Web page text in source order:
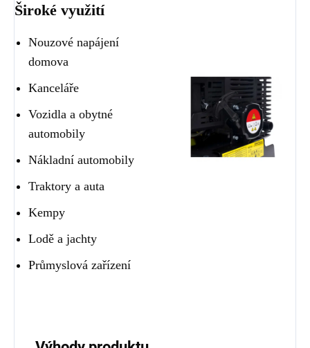
Široké využití
Nouzové napájení
domova
Kanceláře
Vozidla a obytné
automobily
Nákladní automobily
Traktory a auta
Kempy
Lodě a jachty
Průmyslová zařízení